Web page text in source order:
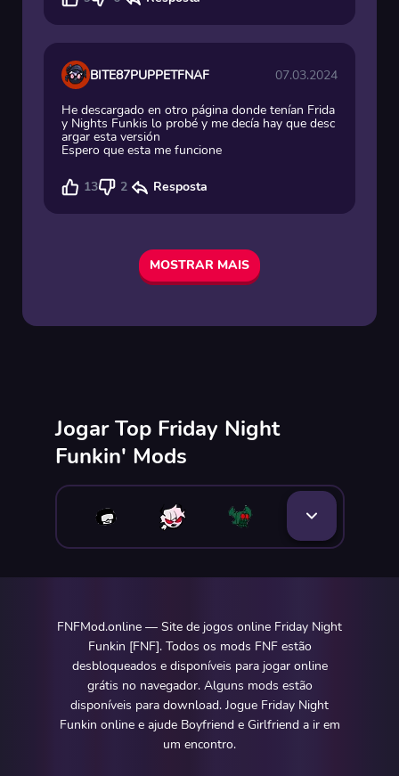
BITE87PUPPETFNAF 07.03.2024
He descargado en otro página donde tenían Frida
y Nights Funkis lo probé y me decía hay que desc
argar esta versión
Espero que esta me funcione
13 2 Resposta
MOSTRAR MAIS
Jogar Top Friday Night
Funkin' Mods
FNFMod.online — Site de jogos online Friday Night
Funkin [FNF]. Todos os mods FNF estão
desbloqueados e disponíveis para jogar online
grátis no navegador. Alguns mods estão
disponíveis para download. Jogue Friday Night
Funkin online e ajude Boyfriend e Girlfriend a ir em
um encontro.